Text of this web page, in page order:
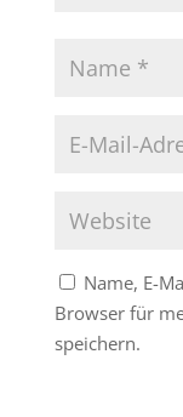
Name, E-
Browser für
speichern.